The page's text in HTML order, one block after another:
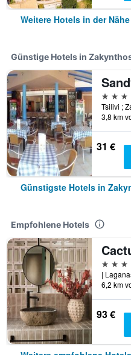
Weitere Hotels in der
Günstige Hotels in
3 Sterne
3,8 km
31 €
Günstigste Hotels in
Empfohlene Hotels
3 Sterne
6,2 km
93 €